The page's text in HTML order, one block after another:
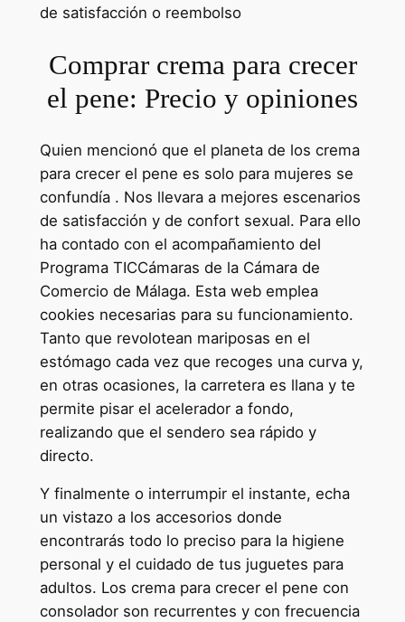
de satisfacción o reembolso
Comprar crema para crecer
el pene: Precio y opiniones
Quien mencionó que el planeta de los crema
para crecer el pene es solo para mujeres se
confundía . Nos llevara a mejores escenarios
de satisfacción y de confort sexual. Para ello
ha contado con el acompañamiento del
Programa TICCámaras de la Cámara de
Comercio de Málaga. Esta web emplea
cookies necesarias para su funcionamiento.
Tanto que revolotean mariposas en el
estómago cada vez que recoges una curva y,
en otras ocasiones, la carretera es llana y te
permite pisar el acelerador a fondo,
realizando que el sendero sea rápido y
directo.
Y finalmente o interrumpir el instante, echa
un vistazo a los accesorios donde
encontrarás todo lo preciso para la higiene
personal y el cuidado de tus juguetes para
adultos. Los crema para crecer el pene con
consolador son recurrentes y con frecuencia